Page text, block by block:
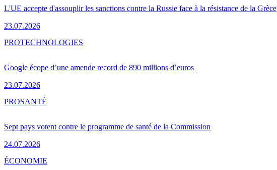
L'UE accepte d'assouplir les sanctions contre la Russie face à la résistance de la Grèce
23.07.2026
Google écope d’une amende record de 890 millions d’euros
23.07.2026
PROTECHNOLOGIES
Sept pays votent contre le programme de santé de la Commission
24.07.2026
PROSANTÉ
ÉCONOMIE